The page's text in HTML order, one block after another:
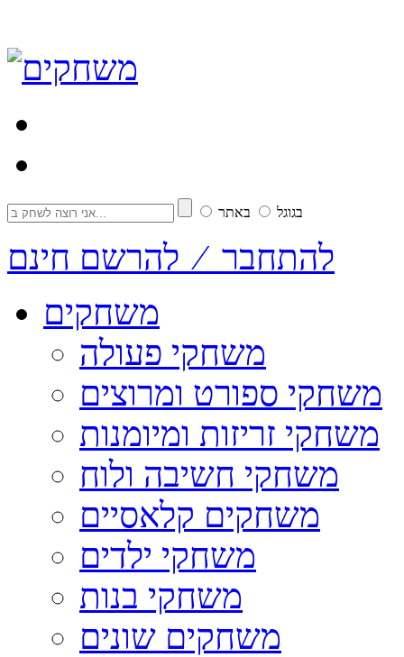
בגוגל באתר
להתחבר ⁄ להרשם חינם
משחקים
משחקי פעולה
משחקי ספורט ומרוצים
משחקי זריזות ומיומנות
משחקי חשיבה ולוח
משחקים קלאסיים
משחקי ילדים
משחקי בנות
משחקים שונים